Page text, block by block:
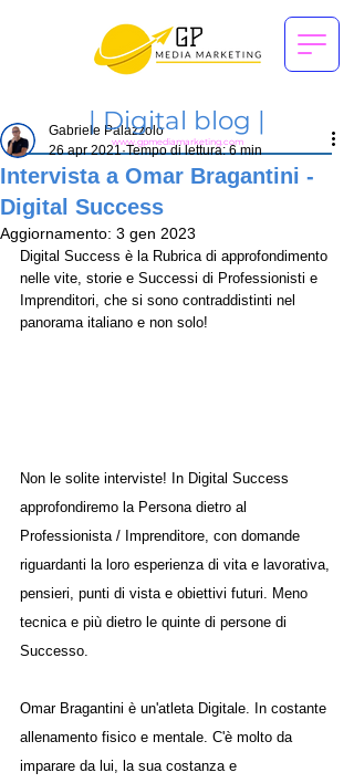
Intervista a Omar Bragantini -
Digital Success
Gabriele Palazzolo
26 apr 2021 Tempo di lettura: 6 min
Aggiornamento: 3 gen 2023
Digital Success è la Rubrica di approfondimento
nelle vite, storie e Successi di Professionisti e
Imprenditori, che si sono contraddistinti nel
panorama italiano e non solo!
Non le solite interviste! In Digital Success
approfondiremo la Persona dietro al
Professionista / Imprenditore, con domande
riguardanti la loro esperienza di vita e lavorativa,
pensieri, punti di vista e obiettivi futuri. Meno
tecnica e più dietro le quinte di persone di
Successo.
Omar Bragantini è un'atleta Digitale. In costante
allenamento fisico e mentale. C'è molto da
imparare da lui, la sua costanza e
|Digital blog |
www.gpmediamarketing.com